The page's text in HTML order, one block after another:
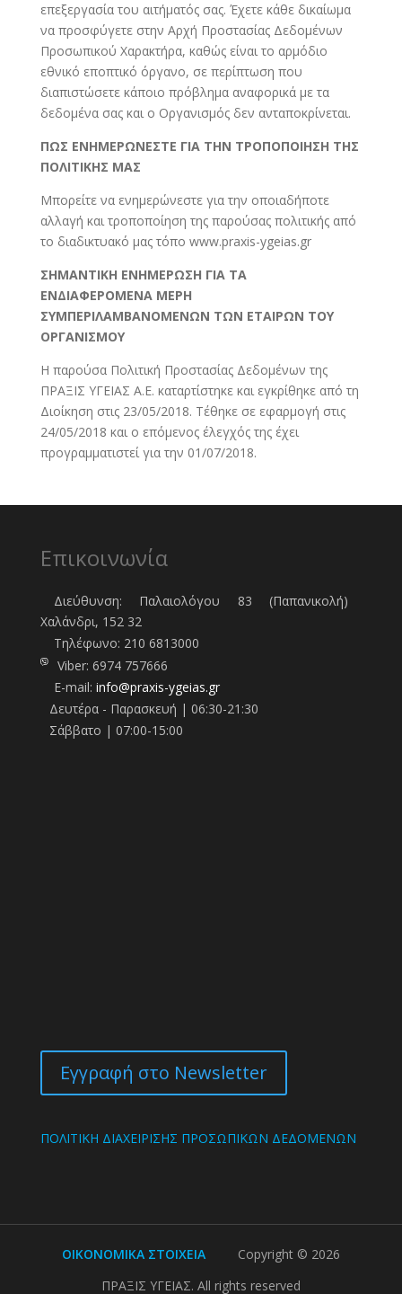
επεξεργασία του αιτήματός σας. Έχετε κάθε δικαίωμα
να προσφύγετε στην Αρχή Προστασίας Δεδομένων
Προσωπικού Χαρακτήρα, καθώς είναι το αρμόδιο
εθνικό εποπτικό όργανο, σε περίπτωση που
διαπιστώσετε κάποιο πρόβλημα αναφορικά με τα
δεδομένα σας και ο Οργανισμός δεν ανταποκρίνεται.
ΠΩΣ ΕΝΗΜΕΡΩΝΕΣΤΕ ΓΙΑ ΤΗΝ ΤΡΟΠΟΠΟΙΗΣΗ ΤΗΣ
ΠΟΛΙΤΙΚΗΣ ΜΑΣ
Μπορείτε να ενημερώνεστε για την οποιαδήποτε
αλλαγή και τροποποίηση της παρούσας πολιτικής από
το διαδικτυακό μας τόπο www.praxis-ygeias.gr
ΣΗΜΑΝΤΙΚΗ ΕΝΗΜΕΡΩΣΗ ΓΙΑ ΤΑ
ΕΝΔΙΑΦΕΡΟΜΕΝΑ ΜΕΡΗ
ΣΥΜΠΕΡΙΛΑΜΒΑΝΟΜΕΝΩΝ ΤΩΝ ΕΤΑΙΡΩΝ ΤΟΥ
ΟΡΓΑΝΙΣΜΟΥ
Η παρούσα Πολιτική Προστασίας Δεδομένων της
ΠΡΑΞΙΣ ΥΓΕΙΑΣ Α.Ε. καταρτίστηκε και εγκρίθηκε από τη
Διοίκηση στις 23/05/2018. Τέθηκε σε εφαρμογή στις
24/05/2018 και ο επόμενος έλεγχός της έχει
προγραμματιστεί για την 01/07/2018.
Επικοινωνία
Διεύθυνση: Παλαιολόγου 83 (Παπανικολή)
Χαλάνδρι, 152 32
Τηλέφωνo: 210 6813000
Viber: 6974 757666
E-mail: info@praxis-ygeias.gr
Δευτέρα - Παρασκευή | 06:30-21:30
Σάββατο | 07:00-15:00
Εγγραφή στο Newsletter
ΠΟΛΙΤΙΚΗ ΔΙΑΧΕΙΡΙΣΗΣ ΠΡΟΣΩΠΙΚΩΝ ΔΕΔΟΜΕΝΩΝ
ΟΙΚΟΝΟΜΙΚΑ ΣΤΟΙΧΕΙΑCopyright © 2026
ΠΡΑΞΙΣ ΥΓΕΙΑΣ. All rights reserved